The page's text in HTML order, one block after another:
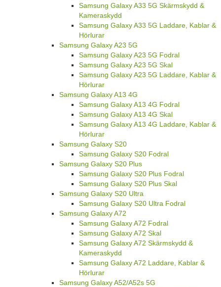
Samsung Galaxy A33 5G Skärmskydd &
Kameraskydd
Samsung Galaxy A33 5G Laddare, Kablar &
Hörlurar
Samsung Galaxy A23 5G
Samsung Galaxy A23 5G Fodral
Samsung Galaxy A23 5G Skal
Samsung Galaxy A23 5G Laddare, Kablar &
Hörlurar
Samsung Galaxy A13 4G
Samsung Galaxy A13 4G Fodral
Samsung Galaxy A13 4G Skal
Samsung Galaxy A13 4G Laddare, Kablar &
Hörlurar
Samsung Galaxy S20
Samsung Galaxy S20 Fodral
Samsung Galaxy S20 Plus
Samsung Galaxy S20 Plus Fodral
Samsung Galaxy S20 Plus Skal
Samsung Galaxy S20 Ultra
Samsung Galaxy S20 Ultra Fodral
Samsung Galaxy A72
Samsung Galaxy A72 Fodral
Samsung Galaxy A72 Skal
Samsung Galaxy A72 Skärmskydd &
Kameraskydd
Samsung Galaxy A72 Laddare, Kablar &
Hörlurar
Samsung Galaxy A52/A52s 5G